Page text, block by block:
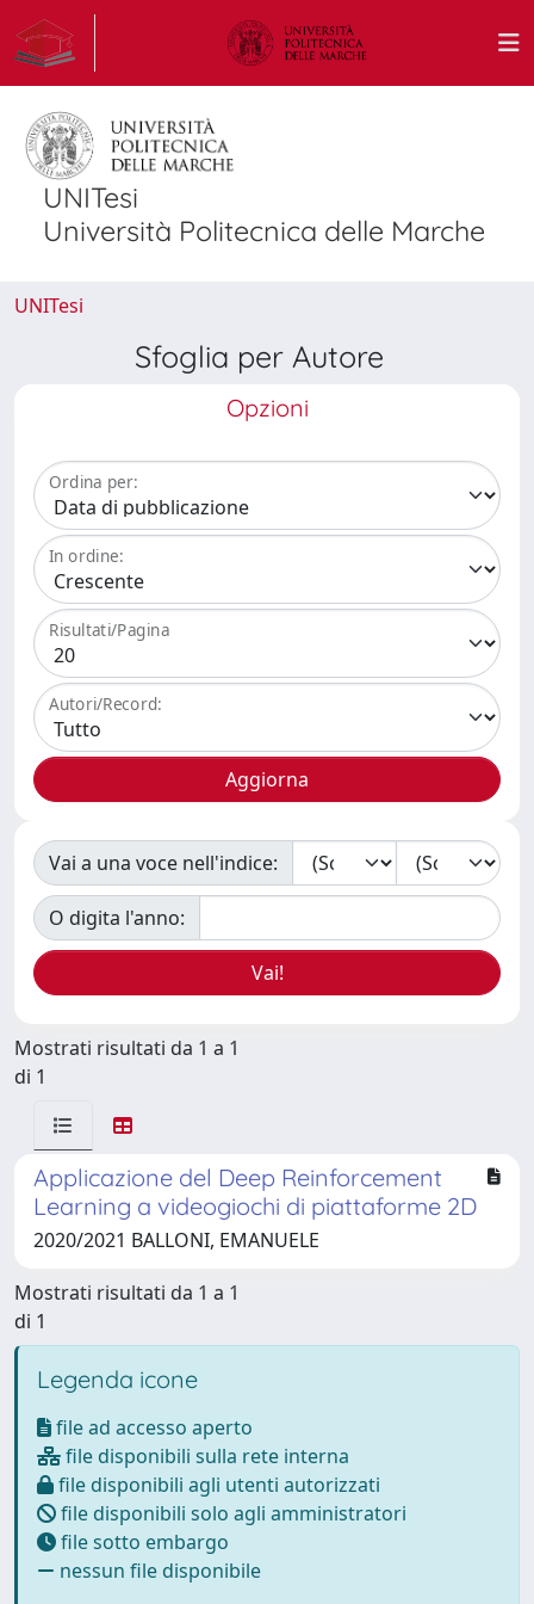
UNITesi
Università Politecnica delle Marche
UNITesi
Sfoglia per Autore
Opzioni
Ordina per:
In ordine:
Risultati/Pagina
Autori/Record:
Vai a una voce nell'indice:
O digita l'anno:
Mostrati risultati da 1 a 1
di 1
Applicazione del Deep Reinforcement
Learning a videogiochi di piattaforme 2D
2020/2021 BALLONI, EMANUELE
Mostrati risultati da 1 a 1
di 1
Legenda icone
file ad accesso aperto
file disponibili sulla rete interna
file disponibili agli utenti autorizzati
file disponibili solo agli amministratori
file sotto embargo
nessun file disponibile